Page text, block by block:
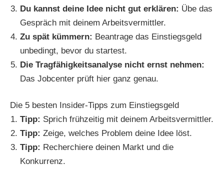
Du kannst deine Idee nicht gut erklären: Übe das
Gespräch mit deinem Arbeitsvermittler.
Zu spät kümmern: Beantrage das Einstiegsgeld
unbedingt, bevor du startest.
Die Tragfähigkeitsanalyse nicht ernst nehmen:
Das Jobcenter prüft hier ganz genau.
Die 5 besten Insider-Tipps zum Einstiegsgeld
Tipp: Sprich frühzeitig mit deinem Arbeitsvermittler.
Tipp: Zeige, welches Problem deine Idee löst.
Tipp: Recherchiere deinen Markt und die
Konkurrenz.